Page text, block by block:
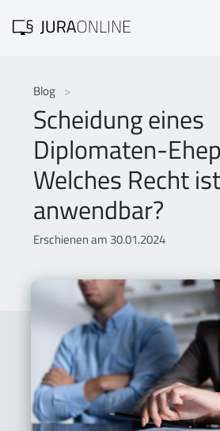
Blog
Scheidung eines
Diplomaten-
Welches Recht ist
anwendbar?
Erschienen am 30.01.2024